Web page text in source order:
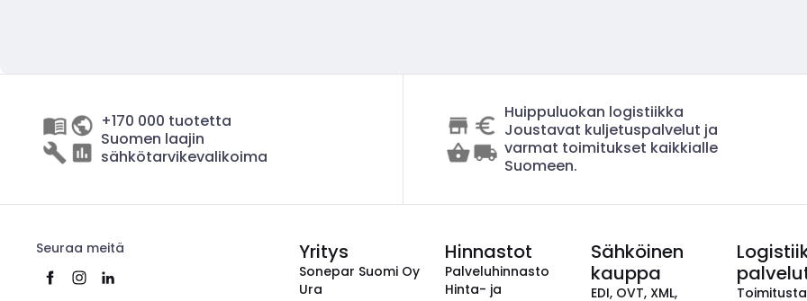
+170 000 tuotetta
Suomen laajin
sähkötarvikevalikoima
Huippuluokan logistiikka
Joustavat kuljetuspalvelut ja
varmat toimitukset kaikkialle
Suomeen.
Seuraa meitä Yritys
Sonepar Suomi Oy
Ura
Hinnastot
Palveluhinnasto
Hinta- ja
Sähköinen
kauppa
EDI, OVT, XML,